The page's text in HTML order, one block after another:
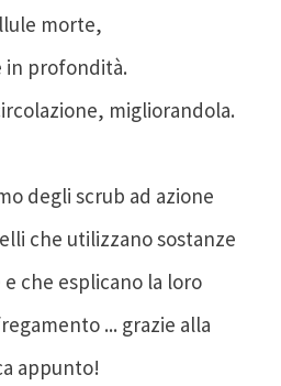
morte,
in profondità.
migliorandola.
degli scrub ad azione
che utilizzano sostanze
che esplicano la loro
... grazie alla
appunto!